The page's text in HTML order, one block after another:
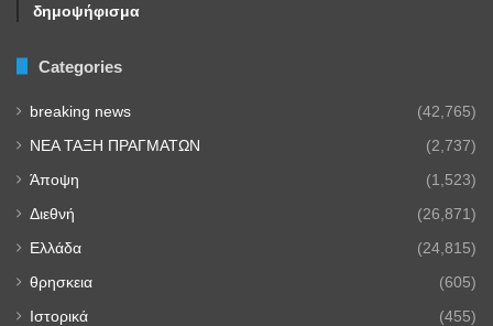
δημοψήφισμα
Categories
breaking news (42,765)
NEA TAΞΗ ΠΡΑΓΜΑΤΩΝ (2,737)
Άποψη (1,523)
Διεθνή (26,871)
Ελλάδα (24,815)
θρησκεια (605)
Ιστορικά (455)